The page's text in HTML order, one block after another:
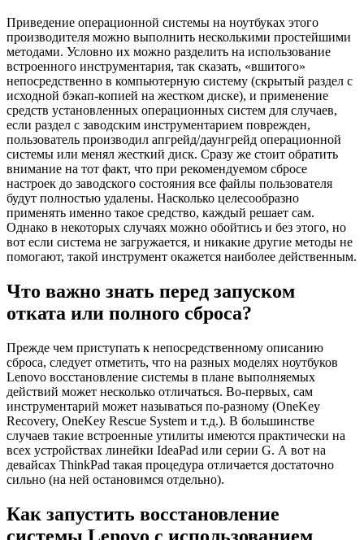
Приведение операционной системы на ноутбуках этого
производителя можно выполнить несколькими простейшими
методами. Условно их можно разделить на использование
встроенного инструментария, так сказать, «вшитого»
непосредственно в компьютерную систему (скрытый раздел с
исходной бэкап-копией на жестком диске), и применение
средств установленных операционных систем для случаев,
если раздел с заводским инструментарием поврежден,
пользователь производил апгрейд/даунгрейд операционной
системы или менял жесткий диск. Сразу же стоит обратить
внимание на тот факт, что при рекомендуемом сбросе
настроек до заводского состояния все файлы пользователя
будут полностью удалены. Насколько целесообразно
применять именно такое средство, каждый решает сам.
Однако в некоторых случаях можно обойтись и без этого, но
вот если система не загружается, и никакие другие методы не
помогают, такой инструмент окажется наиболее действенным.
Что важно знать перед запуском
отката или полного сброса?
Прежде чем приступать к непосредственному описанию
сброса, следует отметить, что на разных моделях ноутбуков
Lenovo восстановление системы в плане выполняемых
действий может несколько отличаться. Во-первых, сам
инструментарий может называться по-разному (OneKey
Recovery, OneKey Rescue System и т.д.). В большинстве
случаев такие встроенные утилиты имеются практически на
всех устройствах линейки IdeaPad или серии G. А вот на
девайсах ThinkPad такая процедура отличается достаточно
сильно (на ней остановимся отдельно).
Как запустить восстановление